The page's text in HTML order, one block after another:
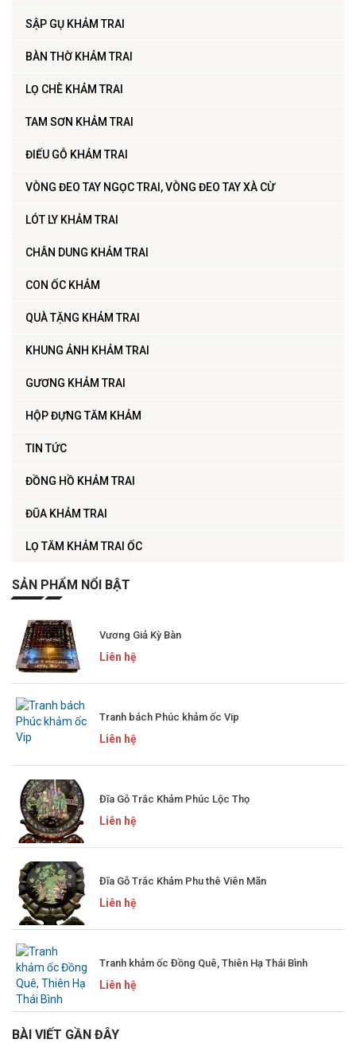
SẬP GỤ KHẢM TRAI
BÀN THỜ KHẢM TRAI
LỌ CHÈ KHẢM TRAI
TAM SƠN KHẢM TRAI
ĐIẾU GỖ KHẢM TRAI
VÒNG ĐEO TAY NGỌC TRAI, VÒNG ĐEO TAY XÀ CỪ
LÓT LY KHẢM TRAI
CHÂN DUNG KHẢM TRAI
CON ỐC KHẢM
QUÀ TẶNG KHẢM TRAI
KHUNG ẢNH KHẢM TRAI
GƯƠNG KHẢM TRAI
HỘP ĐỰNG TĂM KHẢM
TIN TỨC
ĐỒNG HỒ KHẢM TRAI
ĐŨA KHẢM TRAI
LỌ TĂM KHẢM TRAI ỐC
SẢN PHẨM NỔI BẬT
Vương Giả Kỳ Bàn
Liên hệ
Tranh bách Phúc khảm ốc Vip
Liên hệ
Đĩa Gỗ Trắc Khảm Phúc Lộc Thọ
Liên hệ
Đĩa Gỗ Trắc Khảm Phu thê Viên Mãn
Liên hệ
Tranh khảm ốc Đồng Quê, Thiên Hạ Thái Bình
Liên hệ
BÀI VIẾT GẦN ĐÂY